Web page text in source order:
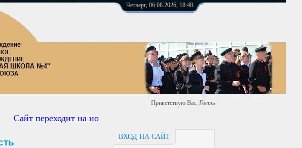
Четверг, 06.08.2026, 18:48
Приветствую Вас, Гость
Сайт переходит на новый ардерс https://сош4.рф
ВХОД НА САЙТ